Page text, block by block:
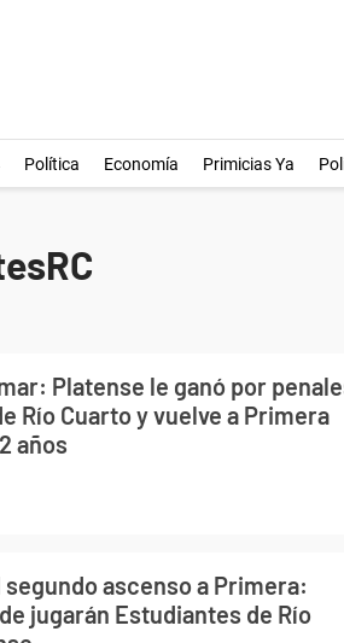
Política Economía Primicias Ya
Platense le ganó por
Río Cuarto y vuelve a Primera
años
ascenso a Primera:
jugarán Estudiantes de Río